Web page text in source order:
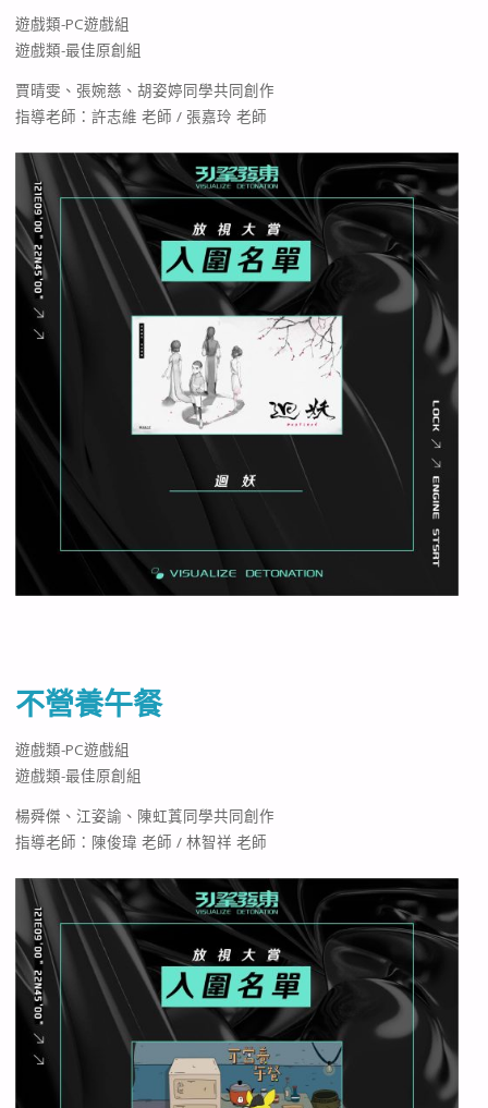
遊戲類-PC遊戲組
遊戲類-最佳原創組
賈晴雯、張婉慈、胡姿婷同學共同創作
指導老師：許志維 老師 / 張嘉玲 老師
不營養午餐
遊戲類-PC遊戲組
遊戲類-最佳原創組
楊舜傑、江姿諭、陳虹蒖同學共同創作
指導老師：陳俊瑋 老師 / 林智祥 老師